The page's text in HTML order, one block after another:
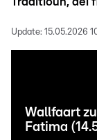
Update: 15.05.2026
Wallfaart
Fatima